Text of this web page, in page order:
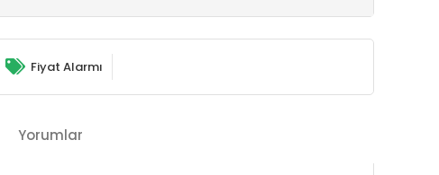
Fiyat Alarmı
Yorumlar